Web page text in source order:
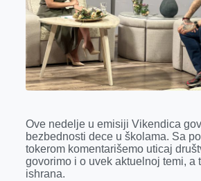
r
Ove nedelje u emisiji Vikendica
bezbednosti dece u školama. Sa
tokerom komentarišemo uticaj
govorimo i o uvek aktuelnoj temi, a
ishrana.